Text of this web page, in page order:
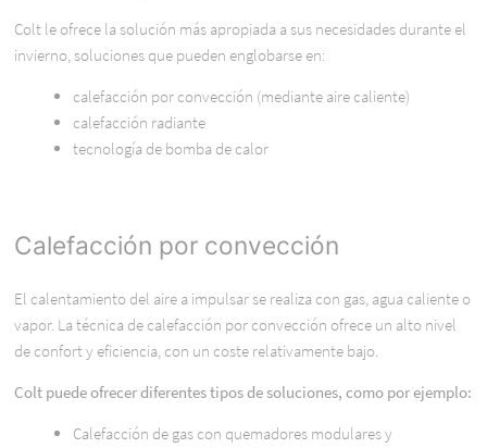
Colt le ofrece la solución más apropiada a sus necesidades durante el
invierno, soluciones que pueden englobarse en:
calefacción por convección (mediante aire caliente)
calefacción radiante
tecnología de bomba de calor
Calefacción por convección
El calentamiento del aire a impulsar se realiza con gas, agua caliente o
vapor. La técnica de calefacción por convección ofrece un alto nivel
de confort y eficiencia, con un coste relativamente bajo.
Colt puede ofrecer diferentes tipos de soluciones, como por ejemplo:
Calefacción de gas con quemadores modulares y